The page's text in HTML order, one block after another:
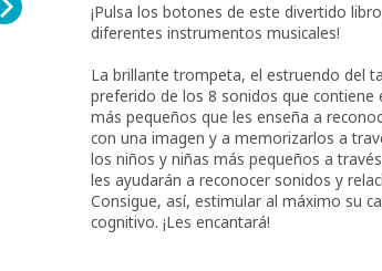
¡Pulsa los botones de este divertido
diferentes instrumentos musicales!
La brillante trompeta, el estruendo del
preferido de los 8 sonidos que contiene
más pequeños que les enseña a
con una imagen y a memorizarlos a
los niños y niñas más pequeños a
les ayudarán a reconocer sonidos y
Consigue, así, estimular al máximo su
cognitivo. ¡Les encantará!